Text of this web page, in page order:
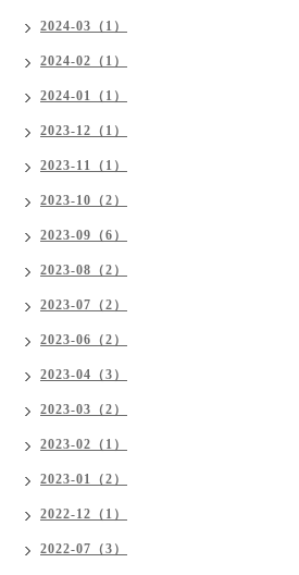
2024-03（1）
2024-02（1）
2024-01（1）
2023-12（1）
2023-11（1）
2023-10（2）
2023-09（6）
2023-08（2）
2023-07（2）
2023-06（2）
2023-04（3）
2023-03（2）
2023-02（1）
2023-01（2）
2022-12（1）
2022-07（3）